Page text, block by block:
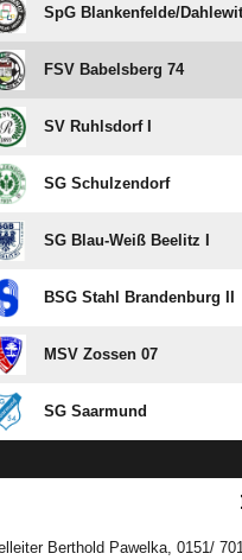
SpG Blankenfelde/​
FSV Babelsberg 74
SV Ruhlsdorf I
SG Schulzendorf
SG Blau-Weiß Beelitz I
BSG Stahl Brandenburg II
MSV Zossen 07
SG Saarmund
Berthold Pawelka, 0151/